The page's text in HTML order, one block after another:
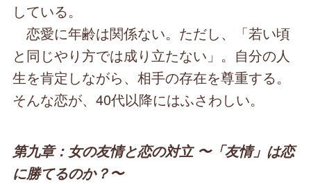
している。
恋愛に年齢は関係ない。ただし、「若い頃
と同じやり方では成り立たない」。自分の人
生を肯定しながら、相手の存在を尊重する。
そんな恋が、40代以降にはふさわしい。
第九章：女の友情と恋の対立 〜「友情」は恋
に勝てるのか？〜